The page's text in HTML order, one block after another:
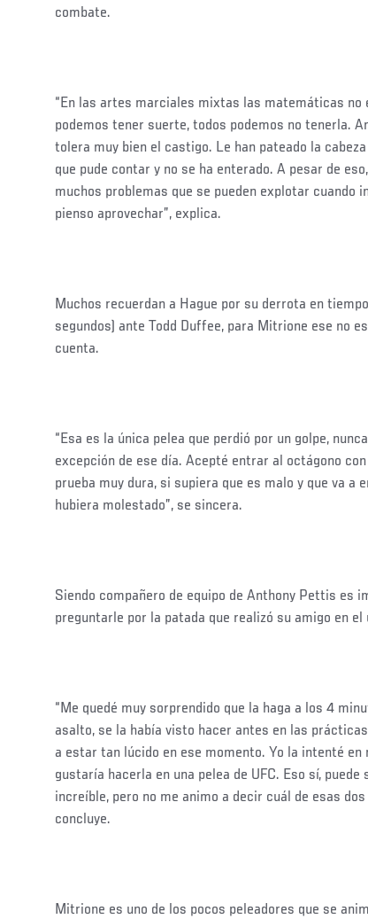
combate.
“En las artes marciales mixtas las matemáticas no
podemos tener suerte, todos podemos no tenerla.
tolera muy bien el castigo. Le han pateado la
que pude contar y no se ha enterado. A pesar de
muchos problemas que se pueden explotar cuando
pienso aprovechar”, explica.
Muchos recuerdan a Hague por su derrota en
segundos) ante Todd Duffee, para Mitrione ese no
cuenta.
“Esa es la única pelea que perdió por un golpe,
excepción de ese día. Acepté entrar al octágono
prueba muy dura, si supiera que es malo y que va a
hubiera molestado”, se sincera.
Siendo compañero de equipo de Anthony Pettis es
preguntarle por la patada que realizó su amigo en el
“Me quedé muy sorprendido que la haga a los 4
asalto, se la había visto hacer antes en las
a estar tan lúcido en ese momento. Yo la intenté en
gustaría hacerla en una pelea de UFC. Eso sí, puede
increíble, pero no me animo a decir cuál de esas
concluye.
Mitrione es uno de los pocos peleadores que se